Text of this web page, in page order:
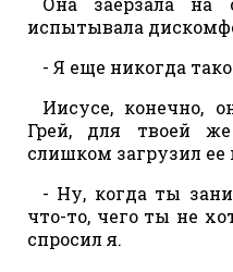
испытывала
- Я еще никогда
Иисусе, конечно,
Грей, для твоей
слишком загрузил
- Ну, когда ты
что-то, чего ты не
спросил я.